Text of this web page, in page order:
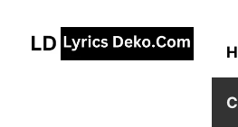
content